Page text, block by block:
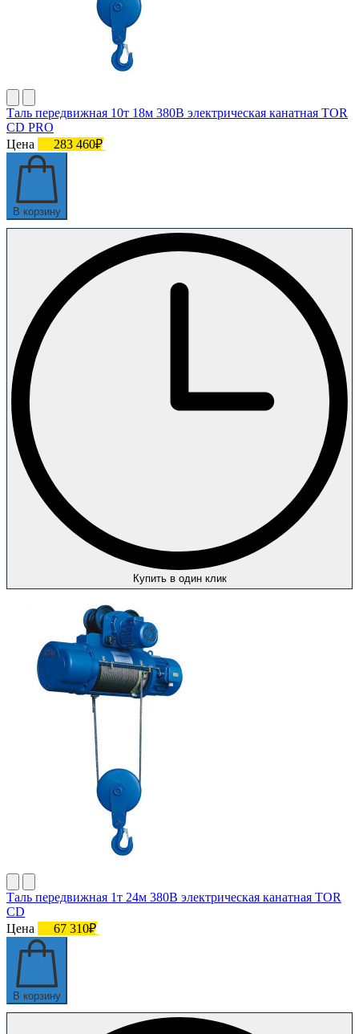
Таль передвижная 10т 18м 380В электрическая канатная TOR
CD PRO
Цена
283 460₽
В корзину
Купить в один клик
Таль передвижная 1т 24м 380В электрическая канатная TOR
CD
Цена
67 310₽
В корзину